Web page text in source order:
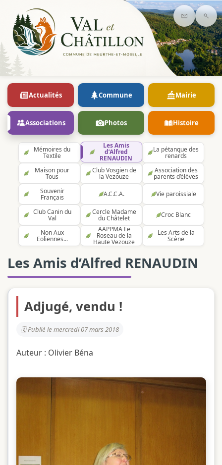
Contact
Actualités Commune Mairie
Associations Photos Histoire
Mémoires du
Textile
Les Amis
d’Alfred
RENAUDIN
La pétanque des
renards
Maison pour
Tous
Club Vosgien de
la Vezouze
Association des
parents d’élèves
Souvenir
Français A.C.C.A. Vie paroissiale
Club Canin du
Val
Cercle Madame
du Châtelet Croc Blanc
Non Aux
Eoliennes...
AAPPMA Le
Roseau de la
Haute Vezouze
Les Arts de la
Scène
Les Amis d’Alfred RENAUDIN
Adjugé, vendu !
Publié le mercredi 07 mars 2018
Auteur : Olivier Béna